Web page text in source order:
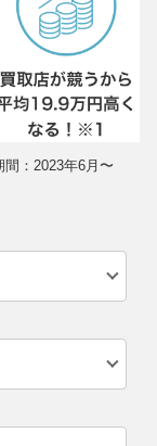
：2023年6月〜